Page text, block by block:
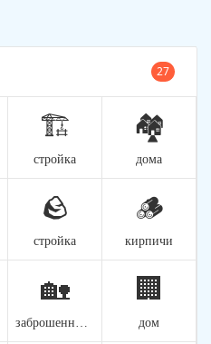
27
🏗️
стройка
🏘️
дома
🪨
стройка
🪵
кирпичи
🏡
заброшенный дом
🏢
дом